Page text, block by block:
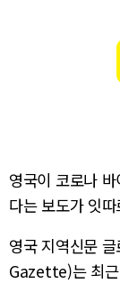
영국이 코로나
다는 보도가 잇
영국 지역신문
Gazette)는 최근